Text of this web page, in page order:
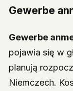
Gewerbe
Gewerbe
pojawia się w
planują
Niemczech.